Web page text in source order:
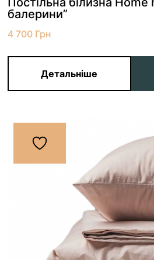
балерини”
4 700 Грн
Детальніше